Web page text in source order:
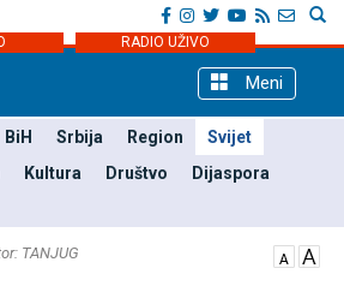
RADIO UŽIVO
Meni
BiH Srbija Region
Svijet
Kultura Društvo
Dijaspora
TANЈUG